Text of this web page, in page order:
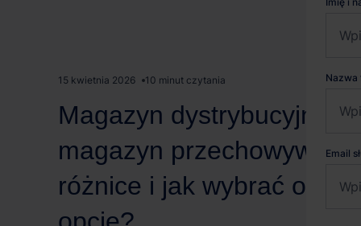
15 kwietnia 2026 10 minut czytania
Magazyn dystrybucyjny a
magazyn
różnice i jak wybrać
Nazwa
Email